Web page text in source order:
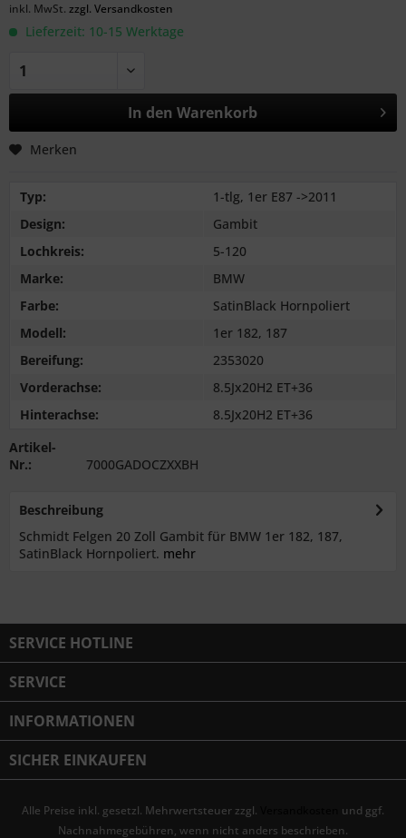
inkl. MwSt. zzgl. Versandkosten
Lieferzeit: 10-15 Werktage
In den Warenkorb
Merken
Typ:
1-tlg, 1er E87 ->2011
Design:
Gambit
Lochkreis:
5-120
Marke:
BMW
Farbe:
SatinBlack Hornpoliert
Modell:
1er 182, 187
Bereifung:
2353020
Vorderachse:
8.5Jx20H2 ET+36
Hinterachse:
8.5Jx20H2 ET+36
Artikel-
Nr.:
7000GADOCZXXBH
Beschreibung
Schmidt Felgen 20 Zoll Gambit für BMW 1er 182, 187,
SatinBlack Hornpoliert. mehr
SERVICE HOTLINE
SERVICE
INFORMATIONEN
SICHER EINKAUFEN
Alle Preise inkl. gesetzl. Mehrwertsteuer zzgl.
und ggf.
Nachnahmegebühren, wenn nicht anders beschrieben.